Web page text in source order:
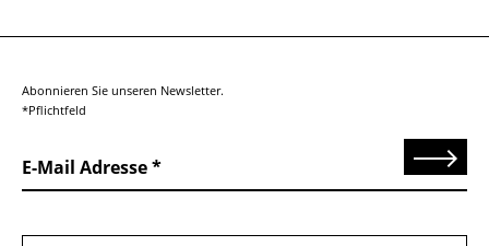
Abonnieren Sie unseren Newsletter.
*Pflichtfeld
E-Mail Adresse Senden